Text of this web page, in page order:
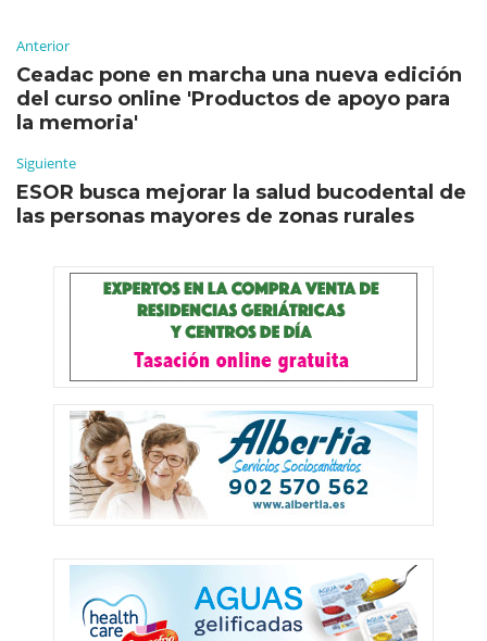
Anterior
Ceadac pone en marcha una nueva edición
del curso online 'Productos de apoyo para
la memoria'
Siguiente
ESOR busca mejorar la salud bucodental de
las personas mayores de zonas rurales